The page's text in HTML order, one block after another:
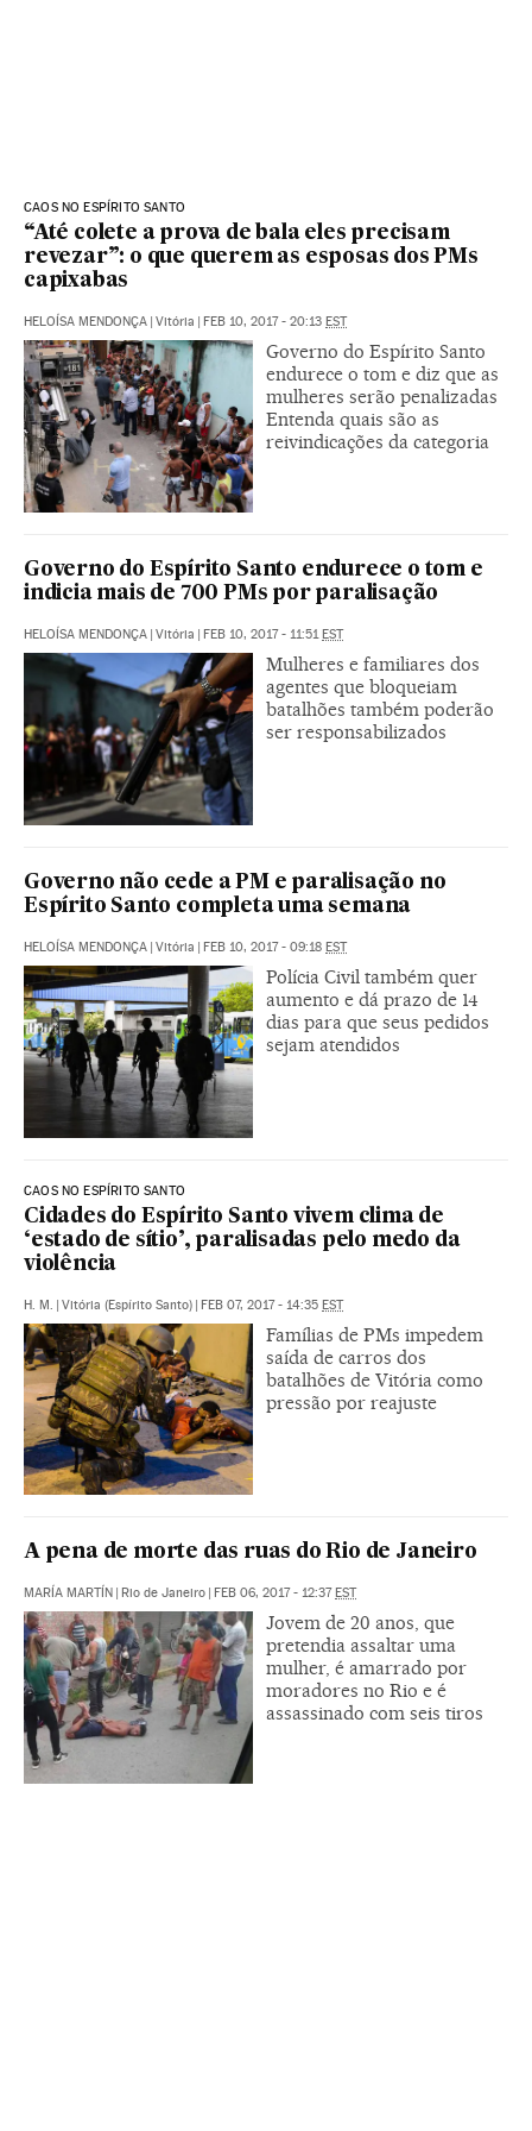
CAOS NO ESPÍRITO SANTO
“Até colete a prova de bala eles precisam
revezar”: o que querem as esposas dos PMs
capixabas
HELOÍSA MENDONÇA | Vitória | FEB 10, 2017 - 20:13 EST
Governo do Espírito Santo
endurece o tom e diz que as
mulheres serão penalizadas
Entenda quais são as
reivindicações da categoria
Governo do Espírito Santo endurece o tom e
indicia mais de 700 PMs por paralisação
HELOÍSA MENDONÇA | Vitória | FEB 10, 2017 - 11:51 EST
Mulheres e familiares dos
agentes que bloqueiam
batalhões também poderão
ser responsabilizados
Governo não cede a PM e paralisação no
Espírito Santo completa uma semana
HELOÍSA MENDONÇA | Vitória | FEB 10, 2017 - 09:18 EST
Polícia Civil também quer
aumento e dá prazo de 14
dias para que seus pedidos
sejam atendidos
CAOS NO ESPÍRITO SANTO
Cidades do Espírito Santo vivem clima de
‘estado de sítio’, paralisadas pelo medo da
violência
H. M. | Vitória (Espírito Santo) | FEB 07, 2017 - 14:35 EST
Famílias de PMs impedem
saída de carros dos
batalhões de Vitória como
pressão por reajuste
A pena de morte das ruas do Rio de Janeiro
MARÍA MARTÍN Rio de Janeiro FEB 06, 2017 - 12:37 EST
Jovem de 20 anos, que
pretendia assaltar uma
mulher, é amarrado por
moradores no Rio e é
assassinado com seis tiros